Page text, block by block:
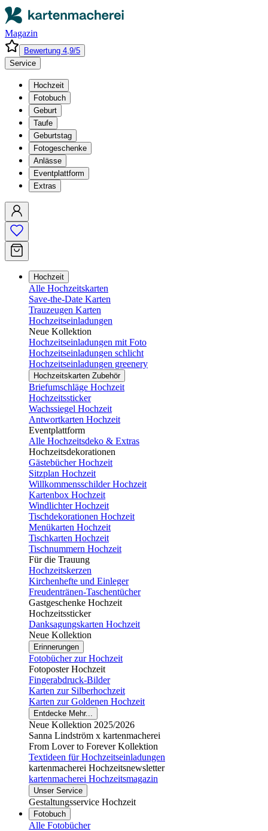
Magazin
Bewertung 4,9/5
Service
Hochzeit
Fotobuch
Geburt
Taufe
Geburtstag
Fotogeschenke
Anlässe
Eventplattform
Extras
Hochzeit
Alle Hochzeitskarten
Save-the-Date Karten
Trauzeugen Karten
Hochzeitseinladungen
Neue Kollektion
Hochzeitseinladungen mit Foto
Hochzeitseinladungen schlicht
Hochzeitseinladungen greenery
Hochzeitskarten Zubehör
Briefumschläge Hochzeit
Hochzeitssticker
Wachssiegel Hochzeit
Antwortkarten Hochzeit
Eventplattform
Alle Hochzeitsdeko & Extras
Hochzeitsdekorationen
Gästebücher Hochzeit
Sitzplan Hochzeit
Willkommensschilder Hochzeit
Kartenbox Hochzeit
Windlichter Hochzeit
Tischdekorationen Hochzeit
Menükarten Hochzeit
Tischkarten Hochzeit
Tischnummern Hochzeit
Für die Trauung
Hochzeitskerzen
Kirchenhefte und Einleger
Freudentränen-Taschentücher
Gastgeschenke Hochzeit
Hochzeitssticker
Danksagungskarten Hochzeit
Neue Kollektion
Erinnerungen
Fotobücher zur Hochzeit
Fotoposter Hochzeit
Fingerabdruck-Bilder
Karten zur Silberhochzeit
Karten zur Goldenen Hochzeit
Entdecke Mehr...
Neue Kollektion 2025/2026
Sanna Lindström x kartenmacherei
From Lover to Forever Kollektion
Textideen für Hochzeitseinladungen
kartenmacherei Hochzeitsnewsletter
kartenmacherei Hochzeitsmagazin
Unser Service
Gestaltungsservice Hochzeit
Fotobuch
Alle Fotobücher